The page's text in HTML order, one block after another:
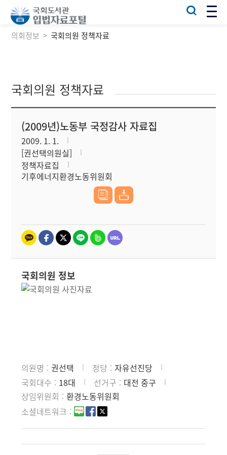
의회정보 국회의원 정책자료
국회의원 정책자료
(2009년)노동부 국정감사 자료집
2009. 1. 1.
[권선택의원실]
정책자료집
기후에너지환경노동위원회
국회의원 정보
의원명 권선택 정당
자유선진당
국회대수
18대 선거구
대전 중구
상임위원회
환경노동위원회
소셜네트워크